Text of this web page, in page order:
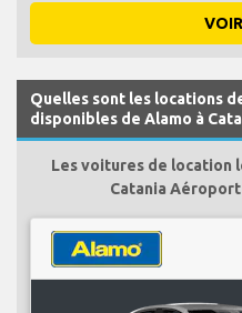
Quelles sont les locations
disponibles de Alamo à
Les voitures de location
Catania